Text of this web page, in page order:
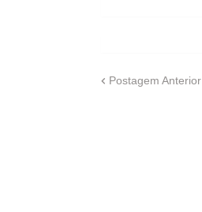
Postagem Anterior